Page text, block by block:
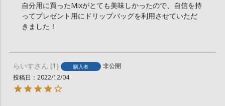
自分用に買ったMixがとても美味しかったので、自信を持
ってプレゼント用にドリップバッグを利用させていただ
きました！
らいす 1 購入者
非公開
投稿日
2022/12/04